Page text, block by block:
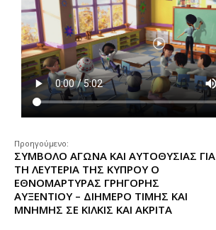
Προηγούμενο:
ΣΥΜΒΟΛΟ ΑΓΩΝΑ ΚΑΙ ΑΥΤΟΘΥΣΙΑΣ ΓΙΑ
ΤΗ ΛΕΥΤΕΡΙΑ ΤΗΣ ΚΥΠΡΟΥ Ο
ΕΘΝΟΜΑΡΤΥΡΑΣ ΓΡΗΓΟΡΗΣ
ΑΥΞΕΝΤΙΟΥ – ΔΙΗΜΕΡΟ ΤΙΜΗΣ ΚΑΙ
ΜΝΗΜΗΣ ΣΕ ΚΙΛΚΙΣ ΚΑΙ ΑΚΡΙΤΑ